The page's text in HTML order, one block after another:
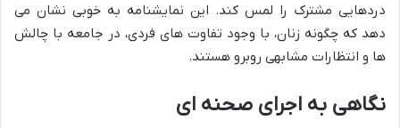
دردهایی مشترک را لمس کند. این نمایشنامه به خوبی نشان می
دهد که چگونه زنان، با وجود تفاوت های فردی، در جامعه با چالش
ها و انتظارات مشابهی روبرو هستند.
نگاهی به اجرای صحنه ای